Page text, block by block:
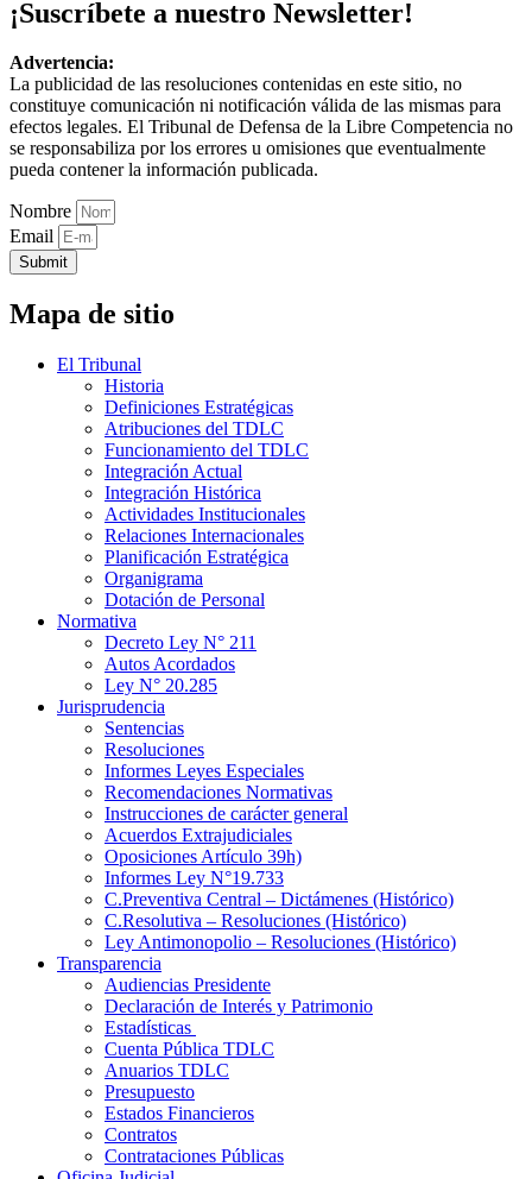
¡Suscríbete a nuestro Newsletter!
Advertencia:
La publicidad de las resoluciones contenidas en este sitio, no
constituye comunicación ni notificación válida de las mismas para
efectos legales. El Tribunal de Defensa de la Libre Competencia no
se responsabiliza por los errores u omisiones que eventualmente
pueda contener la información publicada.
Nombre
Email
Submit
Mapa de sitio
El Tribunal
Historia
Definiciones Estratégicas
Atribuciones del TDLC
Funcionamiento del TDLC
Integración Actual
Integración Histórica
Actividades Institucionales
Relaciones Internacionales
Planificación Estratégica
Organigrama
Dotación de Personal
Normativa
Decreto Ley N° 211
Autos Acordados
Ley N° 20.285
Jurisprudencia
Sentencias
Resoluciones
Informes Leyes Especiales
Recomendaciones Normativas
Instrucciones de carácter general
Acuerdos Extrajudiciales
Oposiciones Artículo 39h)
Informes Ley N°19.733
C.Preventiva Central – Dictámenes (Histórico)
C.Resolutiva – Resoluciones (Histórico)
Ley Antimonopolio – Resoluciones (Histórico)
Transparencia
Audiencias Presidente
Declaración de Interés y Patrimonio
Estadísticas
Cuenta Pública TDLC
Anuarios TDLC
Presupuesto
Estados Financieros
Contratos
Contrataciones Públicas